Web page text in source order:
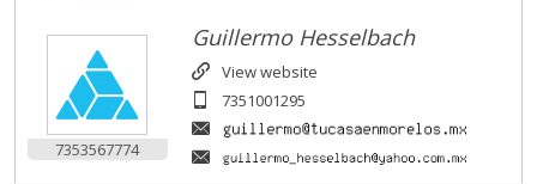
7353567774
Guillermo Hesselbach
View website
7351001295